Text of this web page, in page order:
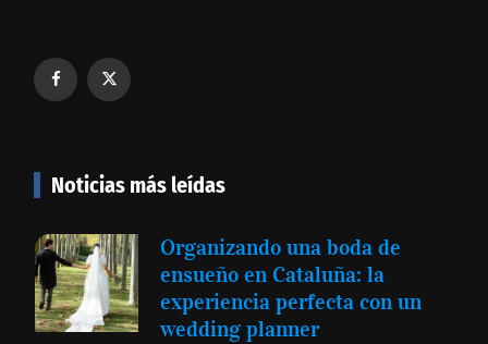
Noticias más leídas
Organizando una boda de
ensueño en Cataluña: la
experiencia perfecta con un
wedding planner